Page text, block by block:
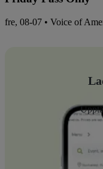
fre, 08-07 • Voice of